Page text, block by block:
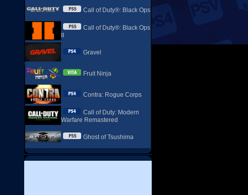
Call of Duty®: Black Ops
Call of Duty®: Black Ops
Gravel
Fruit Ninja
Contra: Rogue Corps
Call of Duty: Modern
Warfare Remastered
Ghost of Tsushima